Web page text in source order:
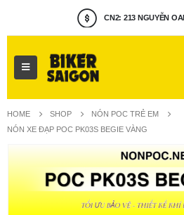
CN2: 213 NGUYỄN
MUA HÀNG :
HOME SHOP
NÓN POC TRẺ EM
NÓN XE ĐẠP POC PK03S BEGIE VÀNG